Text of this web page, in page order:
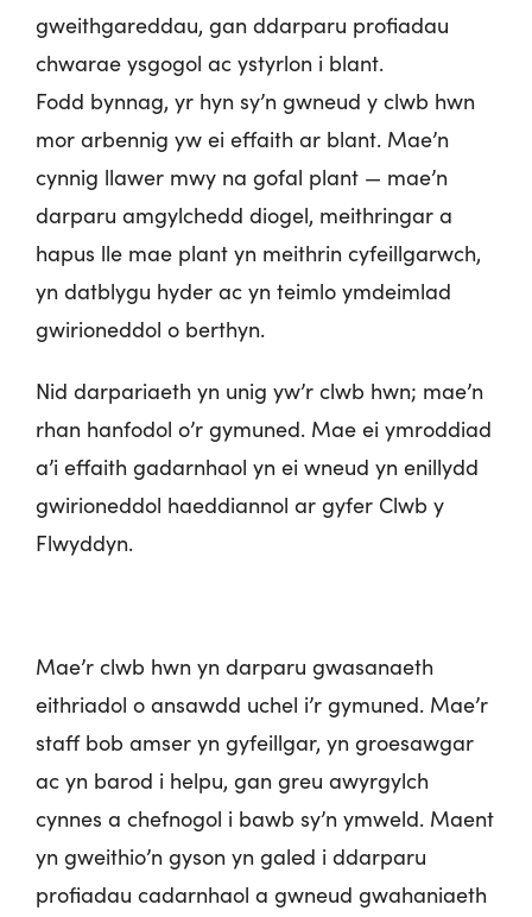
gweithgareddau, gan ddarparu profiadau
chwarae ysgogol ac ystyrlon i blant.
Fodd bynnag, yr hyn sy’n gwneud y clwb hwn
mor arbennig yw ei effaith ar blant. Mae’n
cynnig llawer mwy na gofal plant — mae’n
darparu amgylchedd diogel, meithringar a
hapus lle mae plant yn meithrin cyfeillgarwch,
yn datblygu hyder ac yn teimlo ymdeimlad
gwirioneddol o berthyn.
Nid darpariaeth yn unig yw’r clwb hwn; mae’n
rhan hanfodol o’r gymuned. Mae ei ymroddiad
a’i effaith gadarnhaol yn ei wneud yn enillydd
gwirioneddol haeddiannol ar gyfer Clwb y
Flwyddyn.
Mae’r clwb hwn yn darparu gwasanaeth
eithriadol o ansawdd uchel i’r gymuned. Mae’r
staff bob amser yn gyfeillgar, yn groesawgar
ac yn barod i helpu, gan greu awyrgylch
cynnes a chefnogol i bawb sy’n ymweld. Maent
yn gweithio’n gyson yn galed i ddarparu
profiadau cadarnhaol a gwneud gwahaniaeth